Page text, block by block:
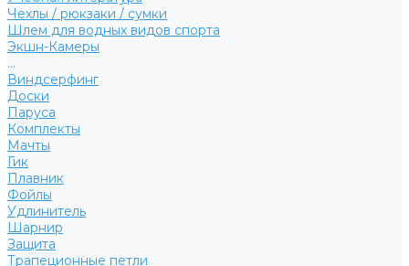
Чехлы / рюкзаки / сумки
Шлем для водных видов спорта
Экшн-Камеры
...
Виндсерфинг
Доски
Паруса
Комплекты
Мачты
Гик
Плавник
Фойлы
Удлинитель
Шарнир
Защита
Трапеционные петли